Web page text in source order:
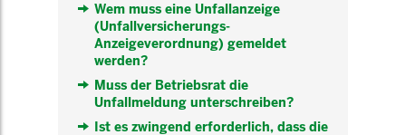
Wem muss eine Unfallanzeige
(Unfallversicherungs-
Anzeigeverordnung) gemeldet
werden?
Muss der Betriebsrat die
Unfallmeldung unterschreiben?
Ist es zwingend erforderlich, dass die